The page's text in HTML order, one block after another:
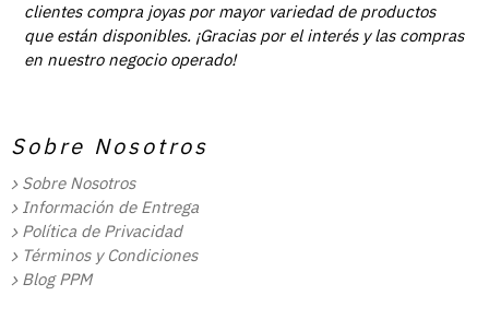
clientes compra joyas por mayor variedad de productos
que están disponibles. ¡Gracias por el interés y las compras
en nuestro negocio operado!
Sobre Nosotros
Sobre Nosotros
Información de Entrega
Política de Privacidad
Términos y Condiciones
Blog PPM